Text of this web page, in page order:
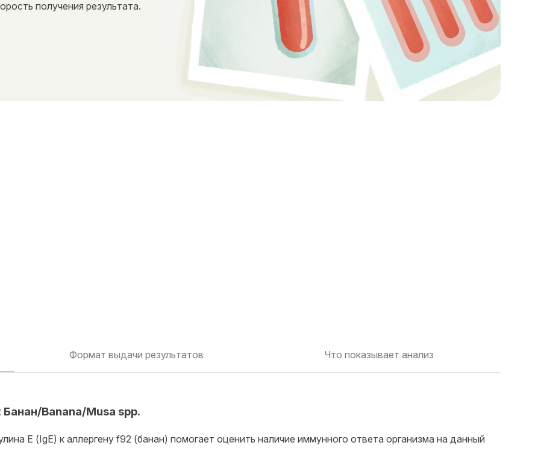
получения результата.
Формат выдачи результатов Что показывает анализ
Banana/Musa spp.
Е (IgE) к аллергену f92 (банан) помогает оценить наличие иммунного ответа организма на данный